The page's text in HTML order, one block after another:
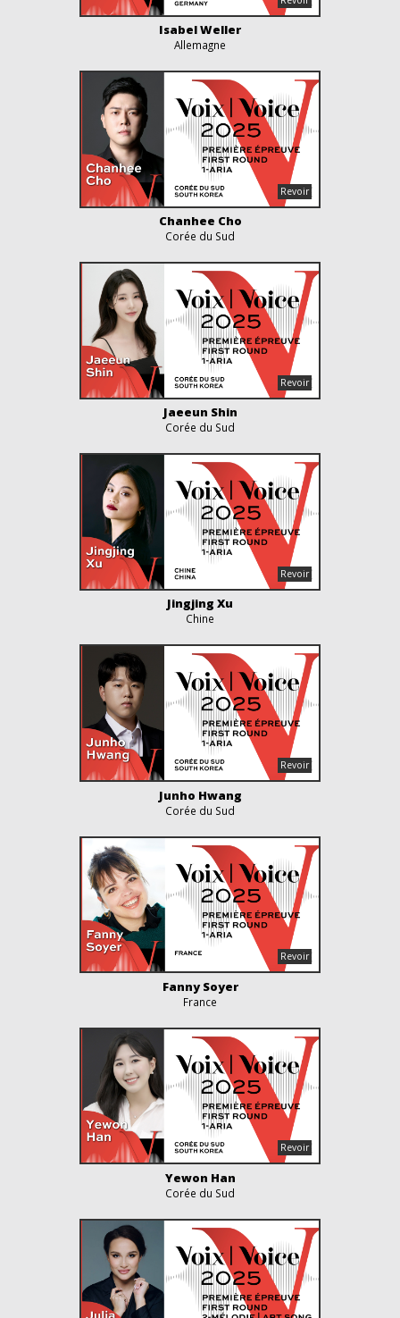
Isabel Weller
Allemagne
Chanhee Cho
Corée du Sud
Jaeeun Shin
Corée du Sud
Jingjing Xu
Chine
Junho Hwang
Corée du Sud
Fanny Soyer
France
Yewon Han
Corée du Sud